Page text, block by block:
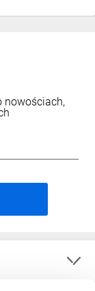
nowościach,